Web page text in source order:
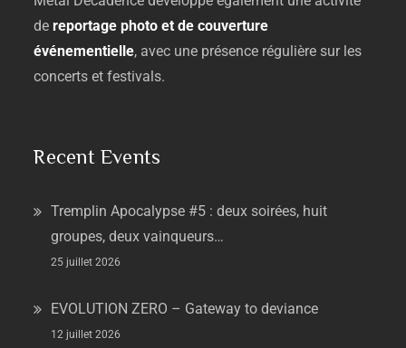
dereportagephotoetdecouverture
événementielle, avec une présence régulière sur les
concertsetfestivals.
Recent Events
Tremplin Apocalypse #5 : deux soirées, huit
groupes, deux vainqueurs…
25 juillet 2026
EVOLUTION ZERO – Gateway to deviance
12 juillet 2026